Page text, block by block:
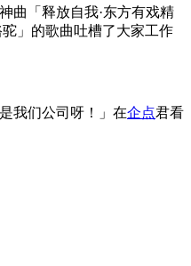
曲「释放自我·东方有戏精
」的歌曲吐槽了大家工作
我们公司呀！」在企点君看